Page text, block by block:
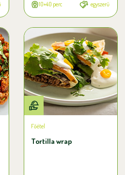
10+40 perc egyszerű
Főétel
Tortilla wrap